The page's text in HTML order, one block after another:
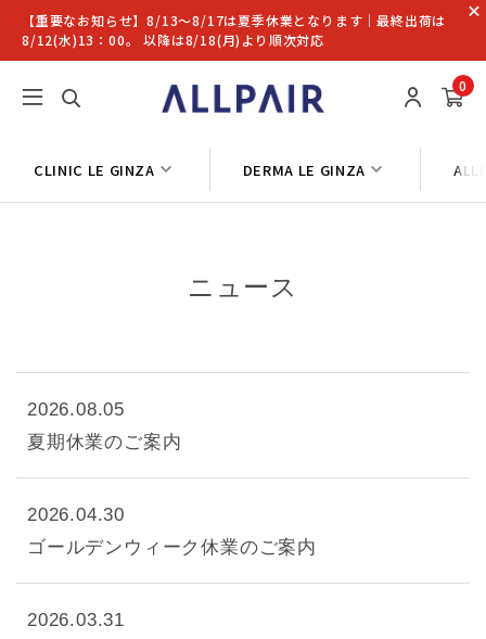
【重要なお知らせ】8/13〜8/17は夏季休業となります｜最終出荷は
8/12(水)13：00。 以降は8/18(月)より順次対応
0
CLINIC LE GINZA DERMA LE GINZA
ニュース
2026.08.05
夏期休業のご案内
2026.04.30
ゴールデンウィーク休業のご案内
2026.03.31